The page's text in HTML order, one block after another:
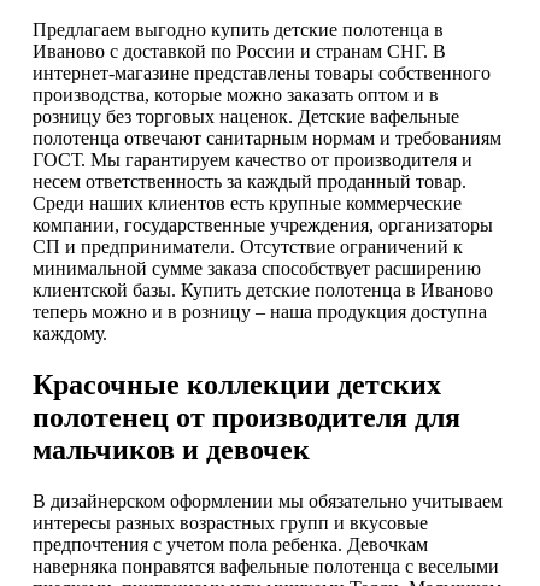
Предлагаем выгодно купить детские полотенца в
Иваново с доставкой по России и странам СНГ. В
интернет-магазине представлены товары собственного
производства, которые можно заказать оптом и в
розницу без торговых наценок. Детские вафельные
полотенца отвечают санитарным нормам и требованиям
ГОСТ. Мы гарантируем качество от производителя и
несем ответственность за каждый проданный товар.
Среди наших клиентов есть крупные коммерческие
компании, государственные учреждения, организаторы
СП и предприниматели. Отсутствие ограничений к
минимальной сумме заказа способствует расширению
клиентской базы. Купить детские полотенца в Иваново
теперь можно и в розницу – наша продукция доступна
каждому.
Красочные коллекции детских
полотенец от производителя для
мальчиков и девочек
В дизайнерском оформлении мы обязательно учитываем
интересы разных возрастных групп и вкусовые
предпочтения с учетом пола ребенка. Девочкам
наверняка понравятся вафельные полотенца с веселыми